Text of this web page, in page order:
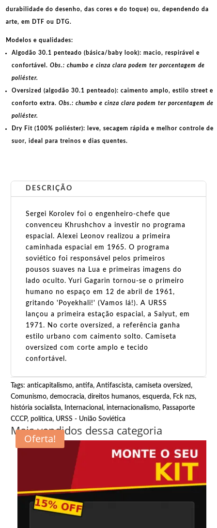
durabilidade do desenho, das cores e do toque) ou, dependendo da
arte, em DTF ou DTG.
Modelos e qualidades:
Algodão 30.1 penteado (básica/baby look): macio, respirável e
confortável. Obs.: chumbo e cinza clara podem ter porcentagem de
poliéster.
Oversized (algodão 30.1 penteado): caimento amplo, estilo street e
conforto extra. Obs.: chumbo e cinza clara podem ter porcentagem de
poliéster.
Dry Fit (100% poliéster): leve, secagem rápida e melhor controle de
suor, ideal para treinos e dias quentes.
DESCRIÇÃO
Sergei Korolev foi o engenheiro-chefe que
convenceu Khrushchov a investir no programa
espacial. Alexei Leonov realizou a primeira
caminhada espacial em 1965. O programa
soviético foi responsável pelos primeiros
pousos suaves na Lua e primeiras imagens do
lado oculto. Yuri Gagarin tornou-se o primeiro
humano no espaço em 12 de abril de 1961,
gritando 'Poyekhali!' (Vamos lá!). A URSS
lançou a primeira estação espacial, a Salyut, em
1971. No corte oversized, a referência ganha
estilo urbano com caimento solto. Camiseta
oversized com corte amplo e tecido
confortável.
Tags:anticapitalismo,antifa,Antifascista,camiseta oversized,
Comunismo,democracia,direitos humanos,esquerda, Fck nzs,
história socialista, Internacional,internacionalismo, Passaporte
CCCP, política, URSS - União Soviética
Mais vendidos dessa categoria
Oferta!